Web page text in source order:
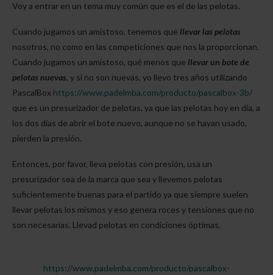
Voy a entrar en un tema muy común que es el de las pelotas.
Cuando jugamos un amistoso, tenemos que llevar las pelotas
nosotros, no como en las competiciones que nos la proporcionan.
Cuando jugamos un amistoso, qué menos que llevar un bote de
pelotas nuevas, y si no son nuevas, yo llevo tres años utilizando
PascalBox https://www.padelmba.com/producto/pascalbox-3b/
que es un presurizador de pelotas, ya que las pelotas hoy en día, a
los dos días de abrir el bote nuevo, aunque no se hayan usado,
pierden la presión.
Entonces, por favor, lleva pelotas con presión, usa un
presurizador sea de la marca que sea y llevemos pelotas
suficientemente buenas para el partido ya que siempre suelen
llevar pelotas los mismos y eso genera roces y tensiones que no
son necesarias. Llevad pelotas en condiciones óptimas.
https://www.padelmba.com/producto/pascalbox-